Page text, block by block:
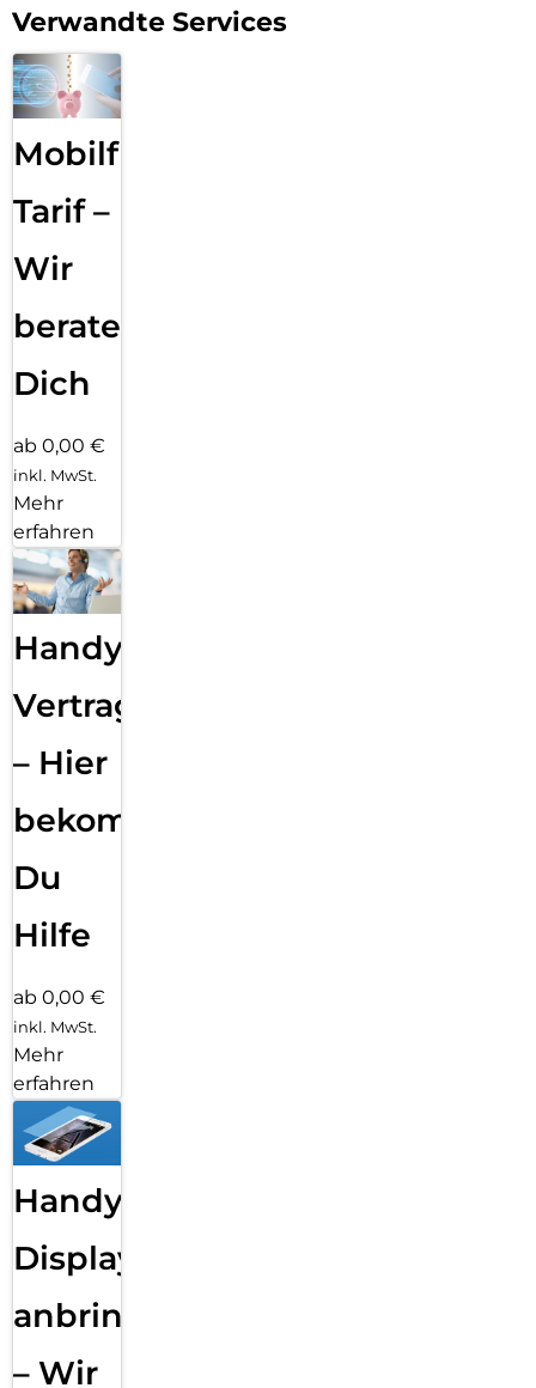
Verwandte Services
Mobilfunk
Tarif –
Wir
beraten
Dich
ab 0,00 €
inkl. MwSt.
Mehr
erfahren
Handy
Vertragsabwicklung
– Hier
bekommst
Du
Hilfe
ab 0,00 €
inkl. MwSt.
Mehr
erfahren
Handy
Displayfolie
anbringen
– Wir